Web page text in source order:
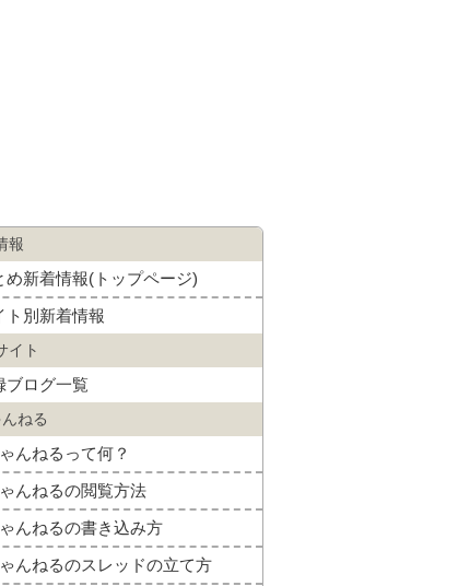
報
め新着情報(トップページ)
ト別新着情報
イト
ブログ一覧
ねる
んねるって何？
んねるの閲覧方法
んねるの書き込み方
んねるのスレッドの立て方